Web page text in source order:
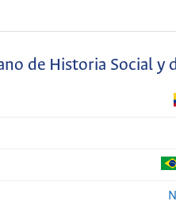
de Historia Social y